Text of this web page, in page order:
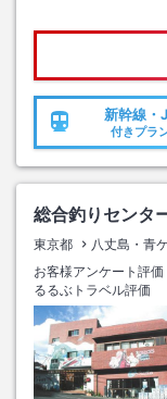
新幹線・
付きプラ
総合釣りセンタ
東京都 八丈島・青
お客様アンケート評価
るるぶトラベル評価